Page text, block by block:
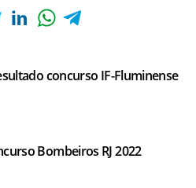
concurso IF-Fluminense
Bombeiros RJ 2022